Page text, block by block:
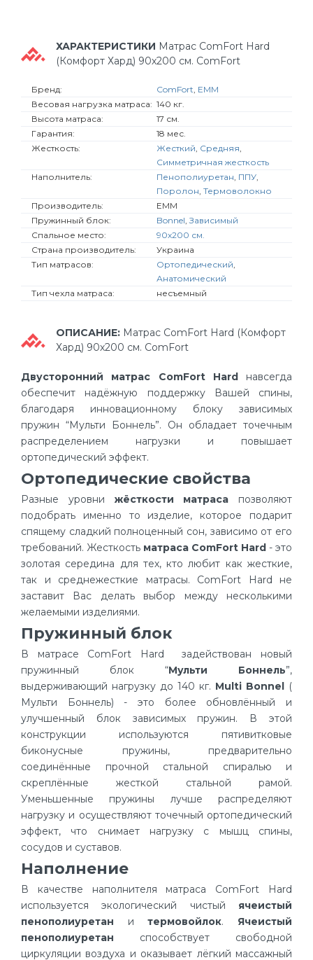
ХАРАКТЕРИСТИКИ Матрас ComFort Hard
(Комфорт Хард) 90х200 см. ComFort
Бренд: ComFort, EMM
Весовая нагрузка матраса: 140 кг.
Высота матраса:
17 см.
Гарантия:
18 мес.
Жесткость:
Жесткий, Средняя,
Симметричная жесткость
Наполнитель:
Пенополиуретан, ППУ,
Поролон, Термоволокно
Производитель:
EMM
Пружинный блок:
Bonnel,Зависимый
Спальное место:
90х200 см.
Страна производитель:
Украина
Тип матрасов:
Ортопедический,
Анатомический
Тип чехла матраса:
несъемный
ОПИСАНИЕ: Матрас ComFort Hard (Комфорт
Хард) 90х200 см. ComFort
Двусторонний матрас ComFort Hard навсегда
обеспечит надёжную поддержку Вашей спины,
благодаря инновационному блоку зависимых
пружин “Мульти Боннель”. Он обладает точечным
распределением нагрузки и повышает
ортопедический эффект.
Ортопедические свойства
Разные уровни жёсткости матраса позволяют
подобрать именно то изделие, которое подарит
спящему сладкий полноценный сон, зависимо от его
требований. Жесткость матраса ComFort Hard - это
золотая середина для тех, кто любит как жесткие,
так и среднежесткие матрасы. ComFort Hard не
заставит Вас делать выбор между несколькими
желаемыми изделиями.
Пружинный блок
В матрасе ComFort Hard задействован новый
пружинный блок “Мульти Боннель”,
выдерживающий нагрузку до 140 кг. Multi Bonnel (
Мульти Боннель) - это более обновлённый и
улучшенный блок зависимых пружин. В этой
конструкции используются пятивитковые
биконусные пружины, предварительно
соединённые прочной стальной спиралью и
скреплённые жесткой стальной рамой.
Уменьшенные пружины лучше распределяют
нагрузку и осуществляют точечный ортопедический
эффект, что снимает нагрузку с мышц спины,
сосудов и суставов.
Наполнение
В качестве наполнителя матраса ComFort Hard
используется экологический чистый ячеистый
пенополиуретан итермовойлок. Ячеистый
пенополиуретан способствует свободной
циркуляции воздуха и оказывает лёгкий массажный